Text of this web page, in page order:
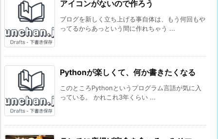
アイコンがないので作ろう
ブログを新しく立ち上げる事自体は、もう何回もや
ってるからあっという間に作れちゃう ...
Pythonが楽しくて、何か書きたくなる
このところPythonというプログラム言語が気に入
っている。 かれこれ3年くらい ...